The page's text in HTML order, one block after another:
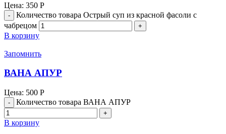
Цена: 350 Р
Количество товара Острый суп из красной фасоли с
чабрецом
В корзину
Запомнить
ВАНА АПУР
Цена: 500 Р
Количество товара ВАНА АПУР
В корзину